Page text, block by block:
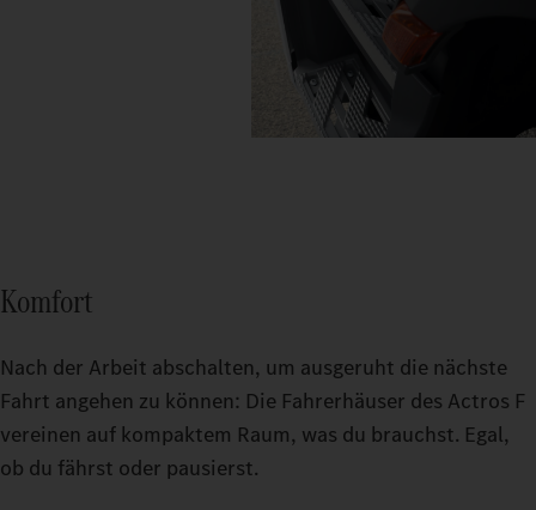
Komfort
Nach der Arbeit abschalten, um ausgeruht die nächste
Fahrt angehen zu können: Die Fahrerhäuser des Actros F
vereinen auf kompaktem Raum, was du brauchst. Egal,
ob du fährst oder pausierst.